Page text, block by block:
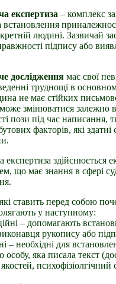
експертиза – комплекс
встановлення
людині. Зазвичай
підпису або
дослідження має свої
труднощі в
не має стійких
змінюватися залежно
пози під час написання,
факторів, які здатні
експертиза здійснюється
що має знання в сфері
ставить перед собою
у наступному:
– допомагають
рукопису або
– необхідні для
особу, яка писала текст
психофізіолгічний